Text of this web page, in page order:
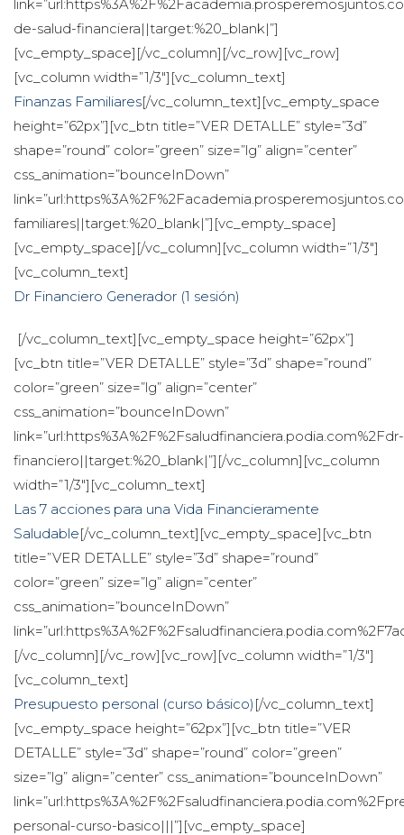
de-salud-financiera||target:%20_blank|”]
[vc_empty_space][/vc_column][/vc_row][vc_row]
[vc_column width=”1/3″][vc_column_text]
Finanzas Familiare[/vc_column_text][vc_empty_space
height=”62px”][vc_btn title=”VER DETALLE” style=”3d”
hape=”round” color=”green” size=”lg” align=”center”
css_animation=”bounceInDown”
familiares||target:%20_blank|”][vc_empty_space]
[vc_empty_space][/vc_column][vc_column width=”1/3″]
[vc_column_text]
Dr Financiero Generador (1 sesión)
[/vc_column_text][vc_empty_space height=”62px”]
[vc_btn title=”VER DETALLE” style=”3d” shape=”round”
color=”green” size=”lg” align=”center”
css_animation=”bounceInDown”
link=”url:https%3A%2F%2Fsaludfinanciera.podia.com%2Fdr-
financiero||target:%20_blank|”][/vc_column][vc_column
width=”1/3″][vc_column_text]
Las 7 acciones para una Vida Financieramente
Saludable[/vc_column_text][vc_empty_space][vc_btn
title=”VER DETALLE” style=”3d” shape=”round”
color=”green” size=”lg” align=”center”
css_animation=”bounceInDown”
[/vc_column][/vc_row][vc_row][vc_column width=”1/3″]
[vc_column_text]
Presupuesto personal (curso básico) [/vc_column_text]
[vc_empty_space height=”62px”][vc_btn title=”VER
DETALLE” style=”3d” shape=”round” color=”green”
ize=”lg” align=”center” css_animation=”bounceInDown”
personal-curso-basico|||”][vc_empty_space]